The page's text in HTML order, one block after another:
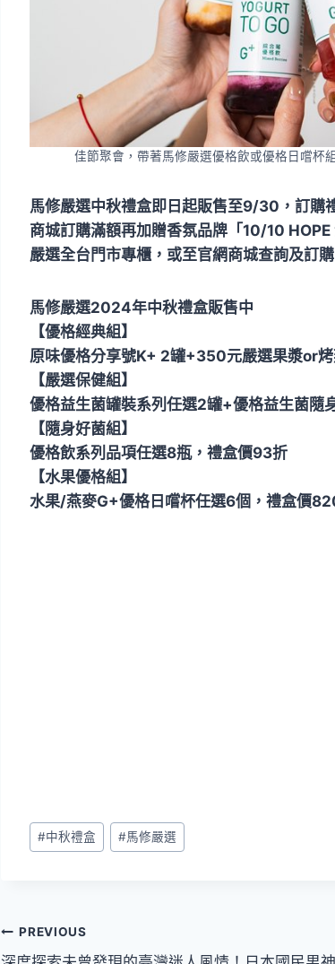
佳節聚會，帶著馬修嚴選優格飲或優格日嚐杯
馬修嚴選中秋禮盒即日起販售至9/30，訂
商城訂購滿額再加贈香氛品牌「10/10
嚴選全台門市專櫃，或至官網商城查詢及訂購
馬修嚴選2024年中秋禮盒販售中
【優格經典組】
原味優格分享號K+ 2罐+350元嚴選果漿or
【嚴選保健組】
優格益生菌罐裝系列任選2罐+優格益生菌隨
【隨身好菌組】
優格飲系列品項任選8瓶，禮盒價93折
【水果優格組】
水果/燕麥G+優格日嚐杯任選6個，禮盒價
Post
Tags:
#中秋禮盒 #馬修嚴選
文PREVIOUS